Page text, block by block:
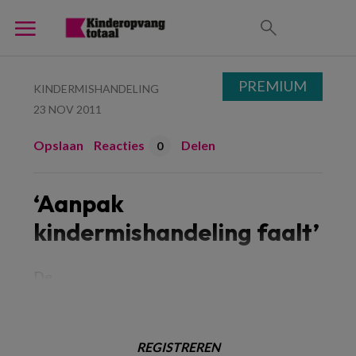
KINDERMISHANDELING
23 NOV 2011
Opslaan Reacties 0 Delen
‘Aanpak
kindermishandeling faalt’
REGISTREREN
PREMIUM